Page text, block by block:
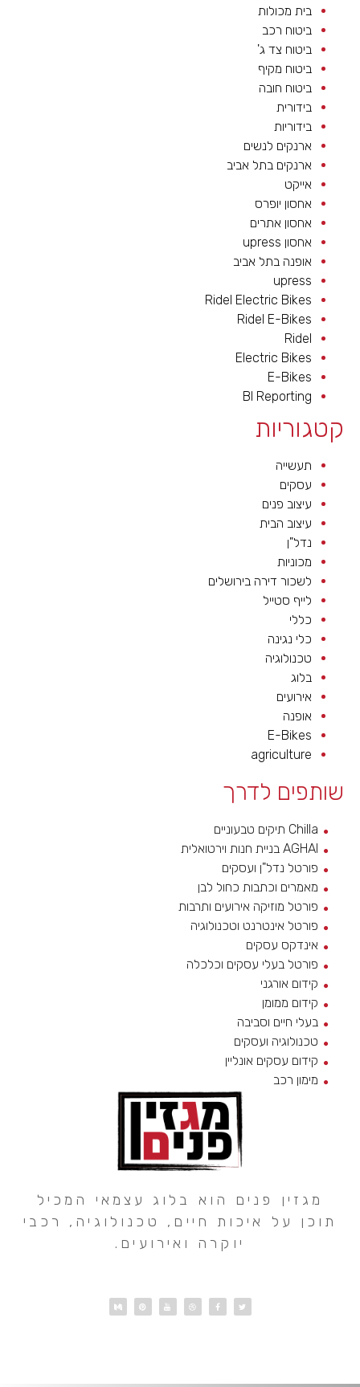
בית מכולות
ביטוח רכב
ביטוח צד ג'
ביטוח מקיף
ביטוח חובה
בידורית
בידוריות
ארנקים לנשים
ארנקים בתל אביב
אייקט
אחסון יופרס
אחסון אתרים
אחסון upress
אופנה בתל אביב
upress
Ridel Electric Bikes
Ridel E-Bikes
Ridel
Electric Bikes
E-Bikes
BI Reporting
קטגוריות
תעשייה
עסקים
עיצוב פנים
עיצוב הבית
נדל"ן
מכוניות
לשכור דירה בירושלים
לייף סטייל
כללי
כלי נגינה
טכנולוגיה
בלוג
אירועים
אופנה
E-Bikes
agriculture
שותפים לדרך
Chilla תיקים טבעוניים
AGHAI בניית חנות וירטואלית
פורטל נדל"ן ועסקים
מאמרים וכתבות כחול לבן
פורטל מוזיקה אירועים ותרבות
פורטל אינטרנט וטכנולוגיה
אינדקס עסקים
פורטל בעלי עסקים וכלכלה
קידום אורגני
קידום ממומן
בעלי חיים וסביבה
טכנולוגיה ועסקים
קידום עסקים אונליין
מימון רכב
מגזין פנים הוא בלוג עצמאי המכיל
תוכן על איכות חיים, טכנולוגיה, רכבי
יוקרה ואירועים.